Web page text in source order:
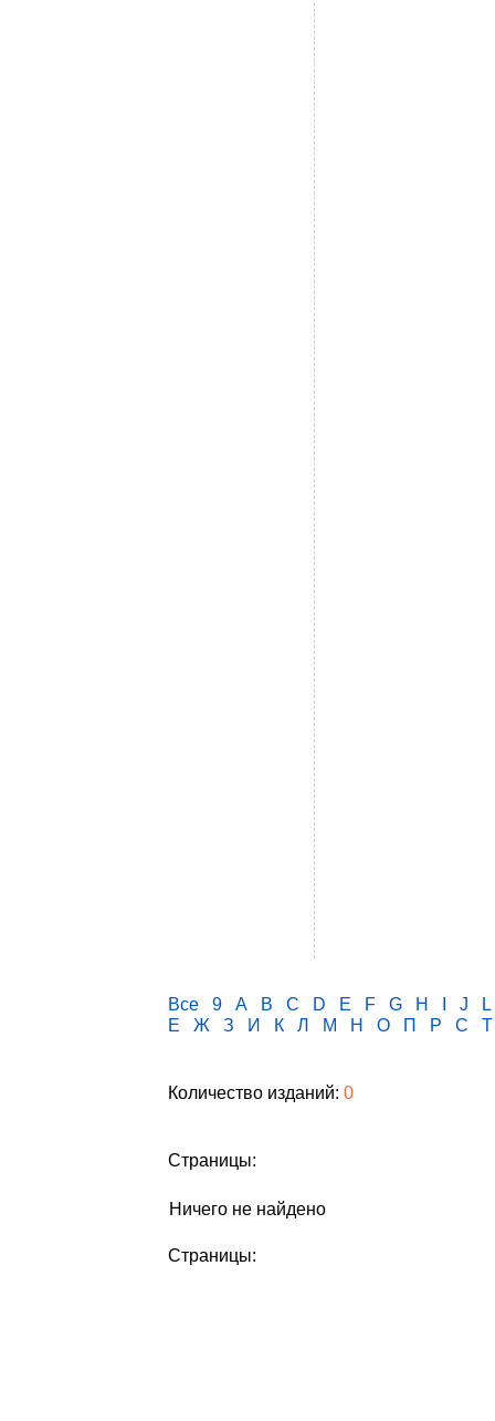
Все 9 A B C D E F G H J
L
Е
Ж З И К Л М Н О П Р С Т
Количество изданий: 0
Страницы:
Ничего не найдено
Страницы: